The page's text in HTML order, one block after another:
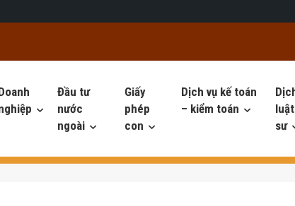
Đầu tư
nước
ngoài
Giấy
phép
con
Dịch vụ kế toán
– kiểm toán
luật
sư